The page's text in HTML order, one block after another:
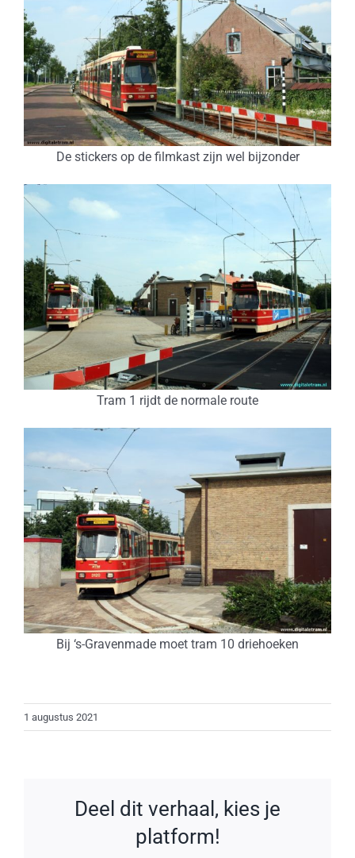
De stickers op de filmkast zijn wel bijzonder
Tram 1 rijdt de normale route
Bij ‘s-Gravenmade moet tram 10 driehoeken
1 augustus 2021
Deel dit verhaal, kies je
platform!